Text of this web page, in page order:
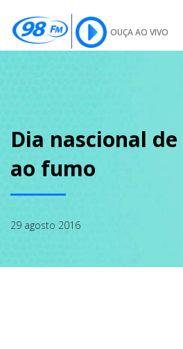
OUÇA AO VIVO
SOBRE
PODCAST
Dia nascional
ao fumo
29 agosto 2016